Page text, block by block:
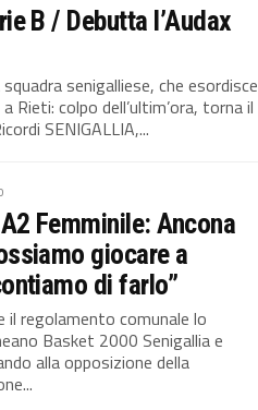
B / Debutta l’Audax
senigalliese, che esordisce
colpo dell’ultim’ora, torna il
SENIGALLIA,...
Femminile: Ancona
giocare a
di farlo”
il regolamento comunale lo
Basket 2000 Senigallia e
alla opposizione della